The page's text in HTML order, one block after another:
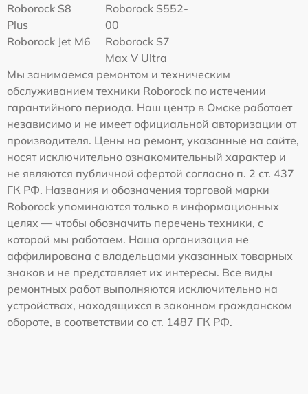
Roborock S8
Plus
Roborock S552-
00
Roborock Jet M6
Roborock S7
Max V Ultra
Мы занимаемся ремонтом и техническим
обслуживанием техники Roborock по истечении
гарантийного периода. Наш центр в Омске работает
независимо и не имеет официальной авторизации от
производителя. Цены на ремонт, указанные на сайте,
носят исключительно ознакомительный характер и
не являются публичной офертой согласно п. 2 ст. 437
ГК РФ. Названия и обозначения торговой марки
Roborock упоминаются только в информационных
целях — чтобы обозначить перечень техники, с
которой мы работаем. Наша организация не
аффилирована с владельцами указанных товарных
знаков и не представляет их интересы. Все виды
ремонтных работ выполняются исключительно на
устройствах, находящихся в законном гражданском
обороте, в соответствии со ст. 1487 ГК РФ.